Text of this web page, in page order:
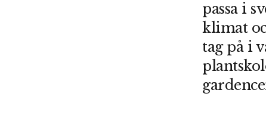
passa i
klimat
tag på i